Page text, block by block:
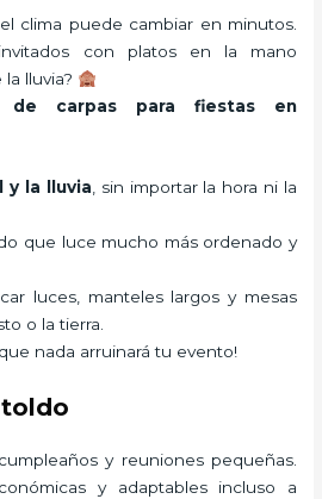
clima puede cambiar en minutos.
con platos en la mano
lluvia?
de carpas para fiestas en
y la lluvia , sin importar la hora ni la
que luce mucho más ordenado y
luces, manteles largos y mesas
o la tierra.
nada arruinará tu evento!
y reuniones pequeñas.
y adaptables incluso a